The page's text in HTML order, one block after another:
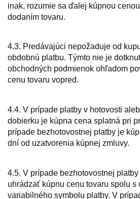
inak, rozumie sa ďalej kúpnou
dodaním tovaru.
4.3. Predávajúci nepožaduje od
obdobnú platbu. Týmto nie je
obchodných podmienok ohľadom
cenu tovaru vopred.
4.4. V prípade platby v hotovosti
dobierku je kúpna cena splatná pri
prípade bezhotovostnej platby je
dní od uzatvorenia kúpnej zmluvy.
4.5. V prípade bezhotovostnej
uhrádzať kúpnu cenu tovaru spolu s
variabilného symbolu platby. V